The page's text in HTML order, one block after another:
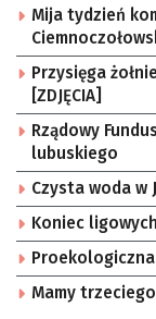
Mija tydzień
Przysięga
[ZDJĘCIA]
Rządowy
lubuskiego
Czysta woda w
Koniec
Mamy